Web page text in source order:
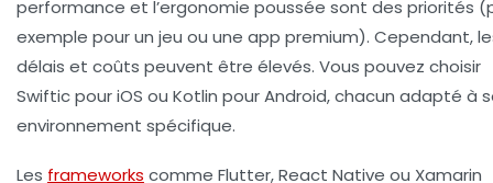
performance et l’ergonomie poussée sont des priorités
exemple pour un jeu ou une app premium). Cependant,
délais et coûts peuvent être élevés. Vous pouvez choisir
Swiftic pour iOS ou Kotlin pour Android, chacun adapté à
environnement spécifique.
Les frameworks comme Flutter, React Native ou Xamarin